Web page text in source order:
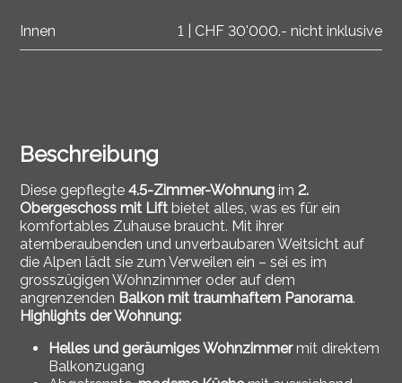
Beschreibung
Diese gepflegte4.5-Zimmer-Wohnung im2.
Obergeschoss mit Lift bietet alles, was es für ein
komfortables Zuhause braucht. Mit ihrer
atemberaubenden und unverbaubaren Weitsicht auf
die Alpen lädt sie zum Verweilen ein – sei es im
grosszügigen Wohnzimmer oder auf dem
angrenzenden Balkon mit traumhaftem Panorama.
Highlights der Wohnung:
Helles und geräumiges Wohnzimmermit direktem
Balkonzugang
Innen 1 | CHF 30'000.- nicht inklusive